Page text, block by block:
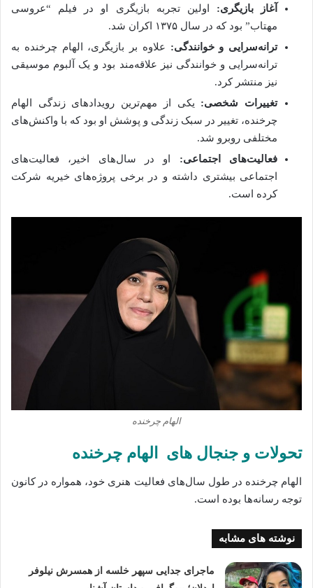
آغاز بازیگری: اولین تجربه بازیگری او در فیلم “عروسی
مهتاب” بود که در سال ۱۳۷۵ اکران شد.
ترانه‌سرایی و خوانندگی: علاوه بر بازیگری، الهام چرخنده به
ترانه‌سرایی و خوانندگی نیز علاقه‌مند بود و یک آلبوم موسیقی
نیز منتشر کرد.
تغییرات شخصی: یکی از مهم‌ترین رویدادهای زندگی الهام
چرخنده، تغییر در سبک زندگی و پوشش او بود که با واکنش‌های
مختلفی روبرو شد.
فعالیت‌های اجتماعی: او در سال‌های اخیر، فعالیت‌های
اجتماعی بیشتری داشته و در برخی پروژه‌های خیریه شرکت
کرده است.
الهام چرخنده
تحولات و جنجال‌ های الهام چرخنده
الهام چرخنده در طول سال‌های فعالیت هنری خود، همواره در کانون
توجه رسانه‌ها بوده است.
نوشته های مشابه
ماجرای جدایی سپهر خلسه از همسرش نیلوفر